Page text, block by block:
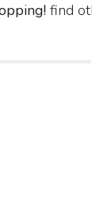
find